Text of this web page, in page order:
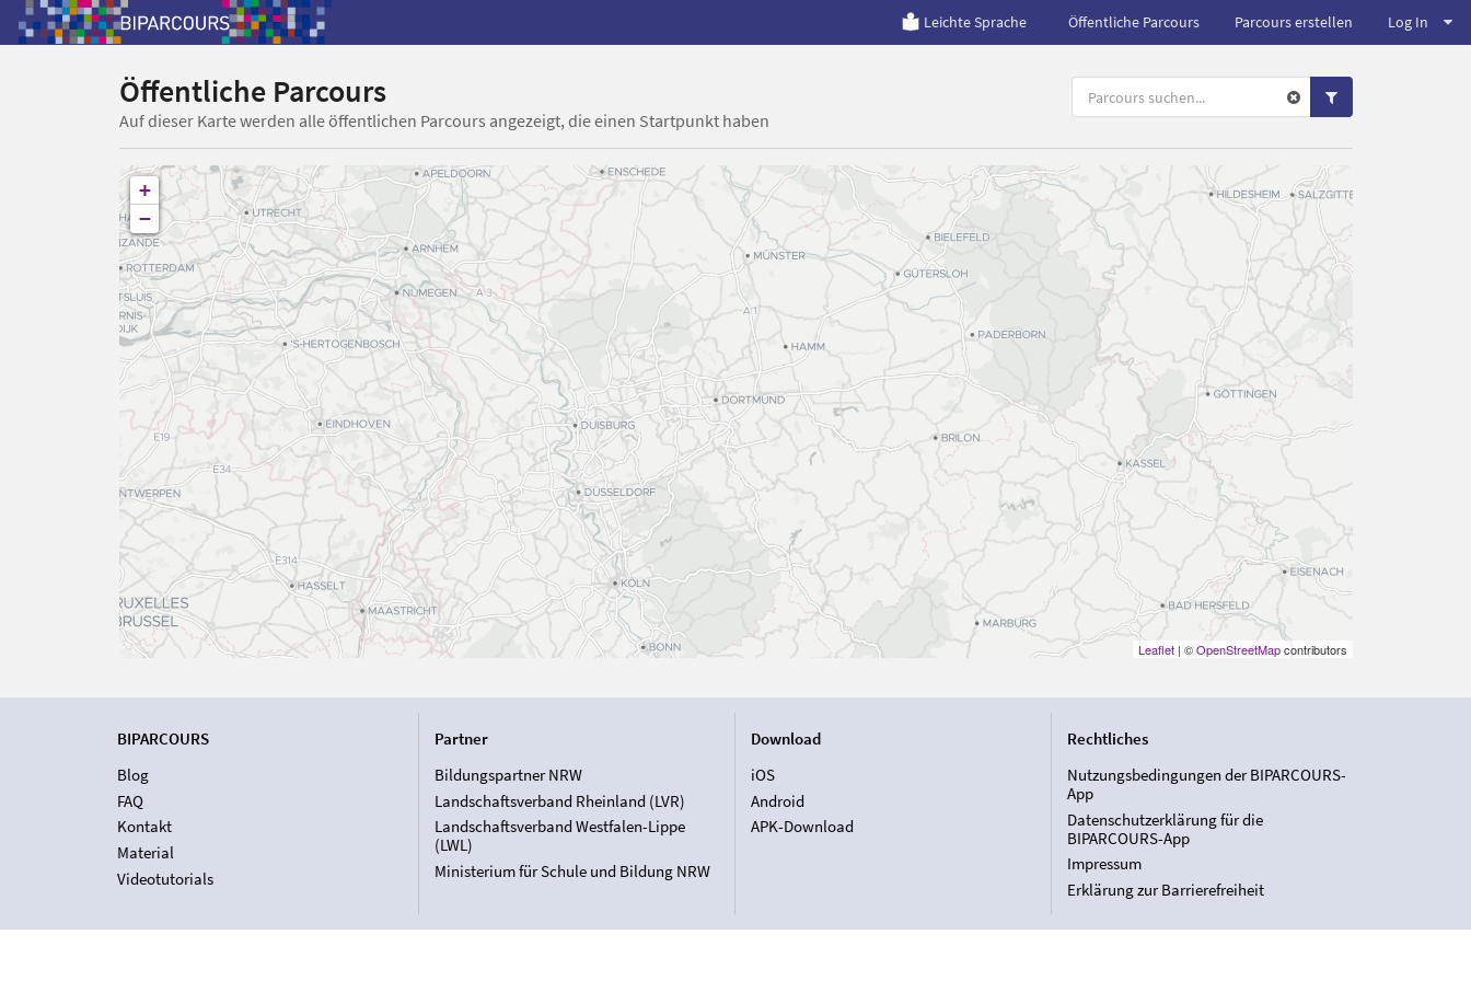
Leichte Sprache Öffentliche Parcours Parcours erstellen Log In
Öffentliche Parcours
Auf dieser Karte werden alle öffentlichen Parcours angezeigt, die einen Startpunkt haben
+
−
Leaflet| ©OpenStreetMapcontributors
BIPARCOURS
Blog
FAQ
Kontakt
Material
Videotutorials
Partner
Bildungspartner NRW
Landschaftsverband Rheinland (LVR)
Landschaftsverband Westfalen-Lippe
(LWL)
Ministerium für Schule und Bildung NRW
Download
iOS
Android
APK-Download
Rechtliches
Nutzungsbedingungen der BIPARCOURS-
App
Datenschutzerklärung für die
BIPARCOURS-App
Impressum
Erklärung zur Barrierefreiheit